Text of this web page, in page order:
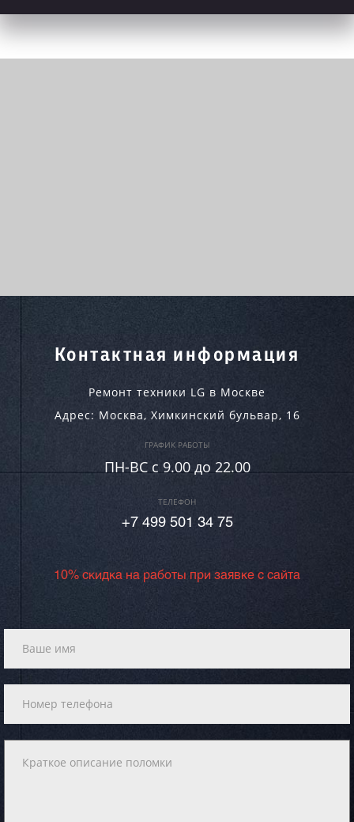
Контактная информация
Ремонт техники LG в Москве
Адрес: Москва, Химкинский бульвар, 16
ГРАФИК РАБОТЫ
ПН-ВC c 9.00 до 22.00
ТЕЛЕФОН
+7 499 501 34 75
10% скидка на работы при заявке с сайта